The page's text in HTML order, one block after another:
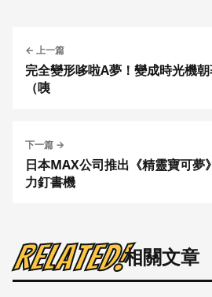
← 上一篇
完全變形哆啦A夢！變成時光機
（咦
下一篇 →
日本MAX公司推出《精靈寶可夢
力釘書機
Related!相關文章